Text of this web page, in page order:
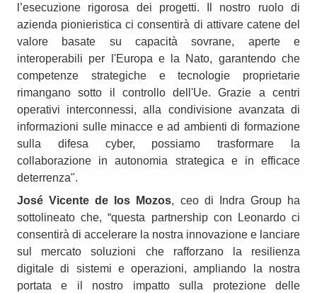
l’esecuzione rigorosa dei progetti. Il nostro ruolo di
azienda pionieristica ci consentirà di attivare catene del
valore basate su capacità sovrane, aperte e
interoperabili per l'Europa e la Nato, garantendo che
competenze strategiche e tecnologie proprietarie
rimangano sotto il controllo dell'Ue. Grazie a centri
operativi interconnessi, alla condivisione avanzata di
informazioni sulle minacce e ad ambienti di formazione
sulla difesa cyber, possiamo trasformare la
collaborazione in autonomia strategica e in efficace
deterrenza".
José Vicente de los Mozos, ceo di Indra Group ha
sottolineato che, “questa partnership con Leonardo ci
consentirà di accelerare la nostra innovazione e lanciare
sul mercato soluzioni che rafforzano la resilienza
digitale di sistemi e operazioni, ampliando la nostra
portata e il nostro impatto sulla protezione delle